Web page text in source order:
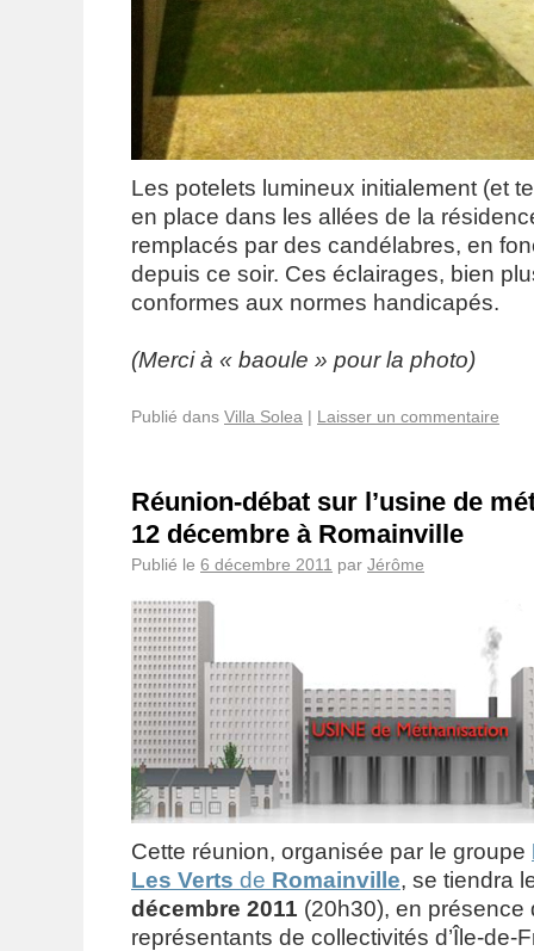
Les potelets lumineux initialement (et
en place dans les allées de la
remplacés par des candélabres, en
depuis ce soir. Ces éclairages, bien
conformes aux normes handicapés.
(Merci à « baoule » pour la photo)
Publié dans Villa Solea | Laisser un commentaire
Réunion-débat sur l’usine de
12 décembre à Romainville
Publié le 6 décembre 2011 par Jérôme
Cette réunion, organisée par le groupe
Les Verts de Romainville, se tiendra
décembre 2011 (20h30), en présence
représentants de collectivités d’Île-de-